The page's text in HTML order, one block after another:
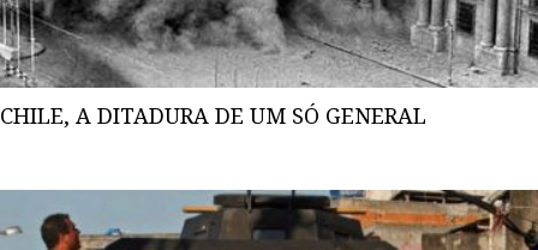
CHILE, A DITADURA DE UM SÓ GENERAL